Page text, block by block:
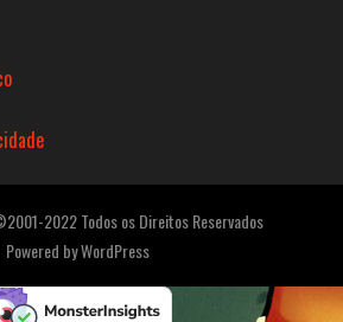
2022 Todos os Direitos Reservados
Powered byWordPress